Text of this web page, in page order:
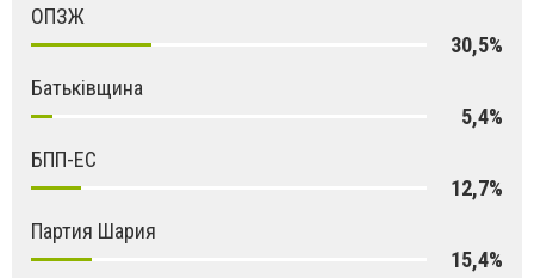
ОПЗЖ
30,5%
Батьківщина
5,4%
БПП-ЕС
12,7%
Партия Шария
15,4%